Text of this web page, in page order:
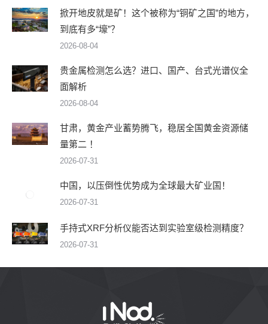
掀开地皮就是矿！这个被称为“铜矿之国”的地方，
到底有多“壕”？
2026-08-04
贵金属检测怎么选？进口、国产、台式光谱仪全
面解析
2026-08-04
甘肃，黄金产业蓄势腾飞，稳居全国黄金资源储
量第二 ！
2026-07-31
中国，以压倒性优势成为全球最大矿业国！
2026-07-31
手持式XRF分析仪能否达到实验室级检测精度？
2026-07-31